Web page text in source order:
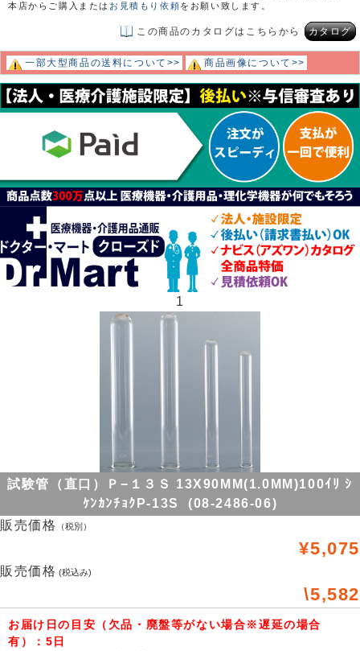
本店からご購入または お見積もり依頼をお願い致します。
この商品のカタログはこちらから カタログ
一部大型商品の送料について>> 商品画像について>>
1
試験管（直口）Ｐ−１３Ｓ 13X90MM(1.0MM)100ｲﾘ ｼ
ｹﾝｶﾝﾁｮｸP-13S (08-2486-06)
販売価格
（税別）
¥5,075
販売価格 (税込み)
\5,582
お届け日の目安（欠品・廃盤等がない場合※遅延の場合
有）：5日